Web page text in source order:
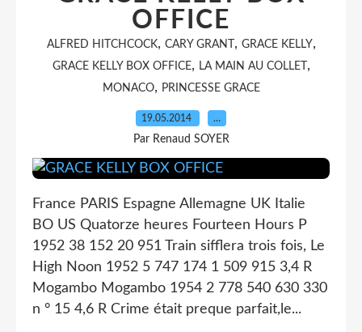
OFFICE
ALFRED HITCHCOCK, CARY GRANT , GRACE KELLY,
GRACE KELLY BOX OFFICE, LA MAIN AU COLLET ,
MONACO, PRINCESSE GRACE
19.05.2014 …
Par Renaud SOYER
France PARIS Espagne Allemagne UK Italie
BO US Quatorze heures Fourteen Hours P
1952 38 152 20 951 Train sifflera trois fois, Le
High Noon 1952 5 747 174 1 509 915 3,4 R
Mogambo Mogambo 1954 2 778 540 630 330
n ° 15 4,6 R Crime était preque parfait,le...